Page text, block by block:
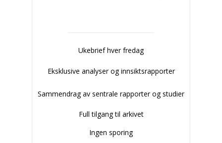
Ukebrief hver fredag
Eksklusive analyser og innsiktsrapporter
Sammendrag av sentrale rapporter og studier
Full tilgang til arkivet
Ingen sporing